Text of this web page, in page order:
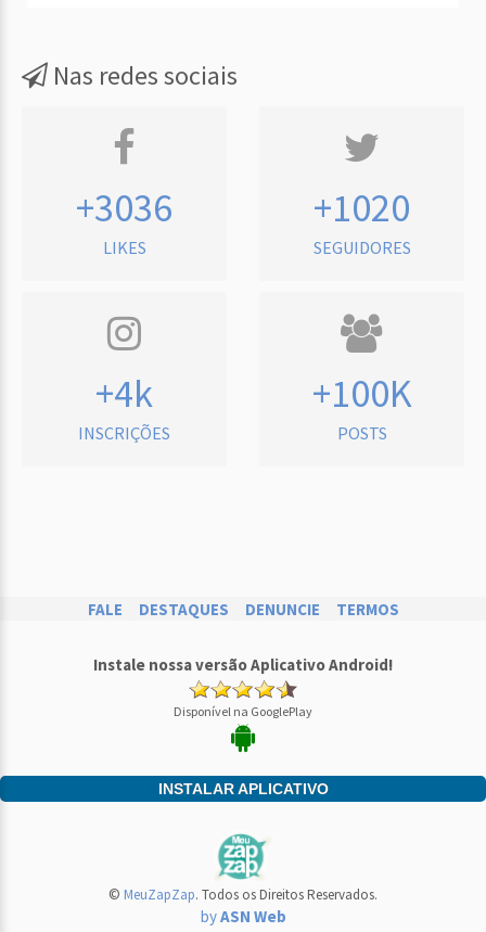
Nas redes sociais
+3036
LIKES
+1020
SEGUIDORES
+4k
INSCRIÇÕES
+100K
POSTS
FALE DESTAQUES DENUNCIE TERMOS
Instale nossa versão Aplicativo Android!
Disponível na GooglePlay
INSTALAR APLICATIVO
© MeuZapZap. Todos os Direitos Reservados.
byASN Web